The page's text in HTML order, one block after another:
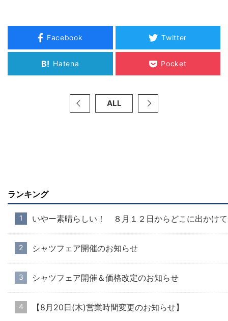
Facebook Twitter
B! Hatena Pocket
ALL
ランキング
いやー素晴らしい！ ８月１２日からどこに出かけ
シャツフェア開催のお知らせ
シャツフェア開催＆価格改定のお知らせ
【8月20日(木)営業時間変更のお知らせ】